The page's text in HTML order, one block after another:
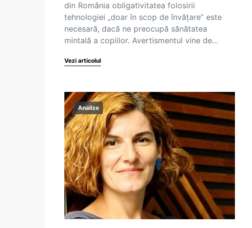
din România obligativitatea folosirii
tehnologiei „doar în scop de învățare” este
necesară, dacă ne preocupă sănătatea
mintală a copiilor. Avertismentul vine de…
Vezi articolul
Analize